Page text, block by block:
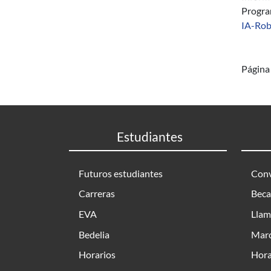
IA-
Estudiantes
Futuros estudiantes
Carreras
EVA
Bedelia
Horarios